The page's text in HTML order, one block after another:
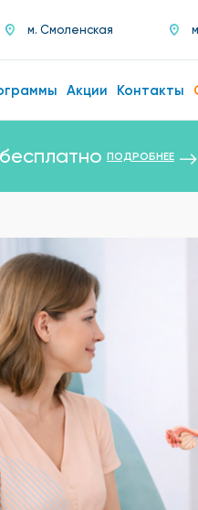
м. Смоленская
Акции Контакты
ПОДРОБНЕЕ